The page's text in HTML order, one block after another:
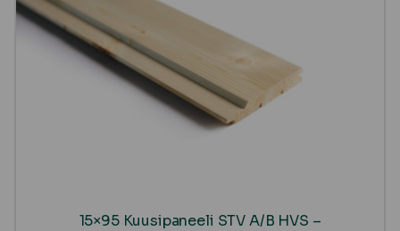
15×95 Kuusipaneeli STV A/B HVS –